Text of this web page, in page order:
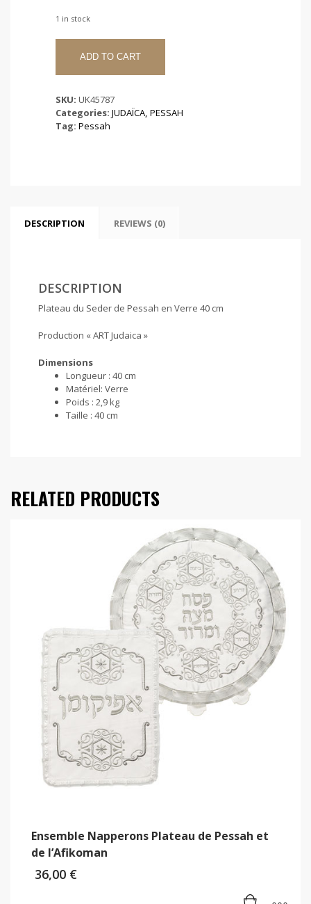
1 in stock
Pessah
en
Verre
ADD TO CART
SKU: UK45787
Categories: JUDAÏCA, PESSAH
Tag: Pessah
DESCRIPTION REVIEWS (0)
DESCRIPTION
Plateau du Seder de Pessah en Verre 40 cm
Production « ART Judaica »
Dimensions
Longueur : 40 cm
Matériel: Verre
Poids : 2,9 kg
Taille : 40 cm
RELATED PRODUCTS
Ensemble Napperons Plateau de Pessah et
de l’Afikoman
36,00 €